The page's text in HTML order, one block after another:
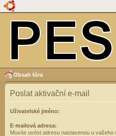
Obsah fóra
Poslat aktivační e-mail
Uživatelské jméno:
E-mailová adresa:
Musíte uvést adresu nastavenou u vašeho